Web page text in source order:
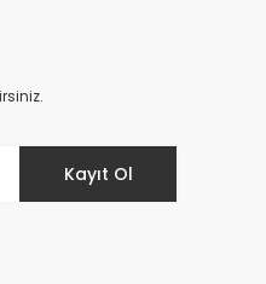
Kayıt Ol